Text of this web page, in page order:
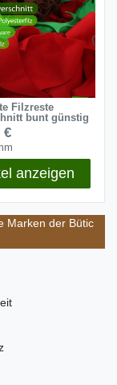
Filzreste
bunt günstig
€
anzeigen
Marken der Bütic